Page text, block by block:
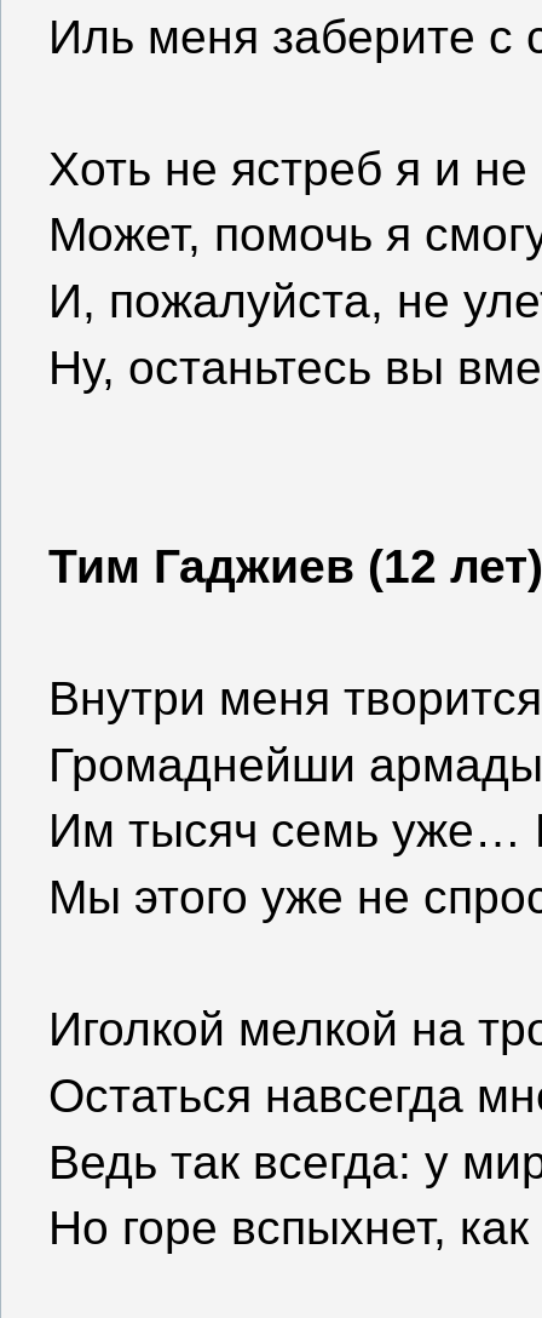
Иль меня заберите с
Хоть не ястреб я и
Может, помочь я
И, пожалуйста, не
Ну, останьтесь вы
Тим Гаджиев (12 лет)
Внутри меня
Громаднейши
Им тысяч семь уже…
Мы этого уже не
Иголкой мелкой на
Остаться навсегда
Ведь так всегда: у
Но горе вспыхнет,